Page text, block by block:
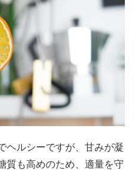
ヘルシーですが、甘みが凝
質も高めのため、適量を守